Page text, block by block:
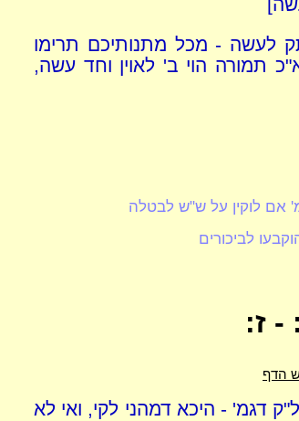
לעשה - מכל מתנותיכם תרימו
תמורה הוי ב' לאוין וחד עשה,
אם לוקין על ש"ש לבטלה
לביכורים
- ז:
הדף
דגמ' - היכא דמהני לקי, ואי לא